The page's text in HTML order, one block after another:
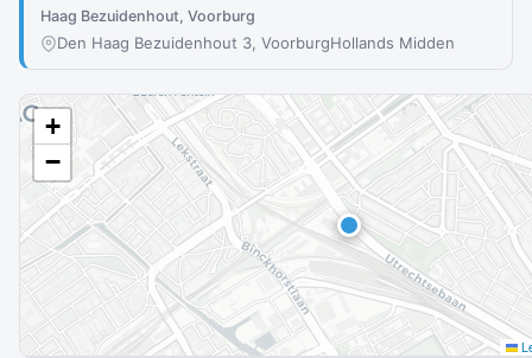
Haag Bezuidenhout, Voorburg
Den Haag Bezuidenhout 3, VoorburgHollands Midden
+
−